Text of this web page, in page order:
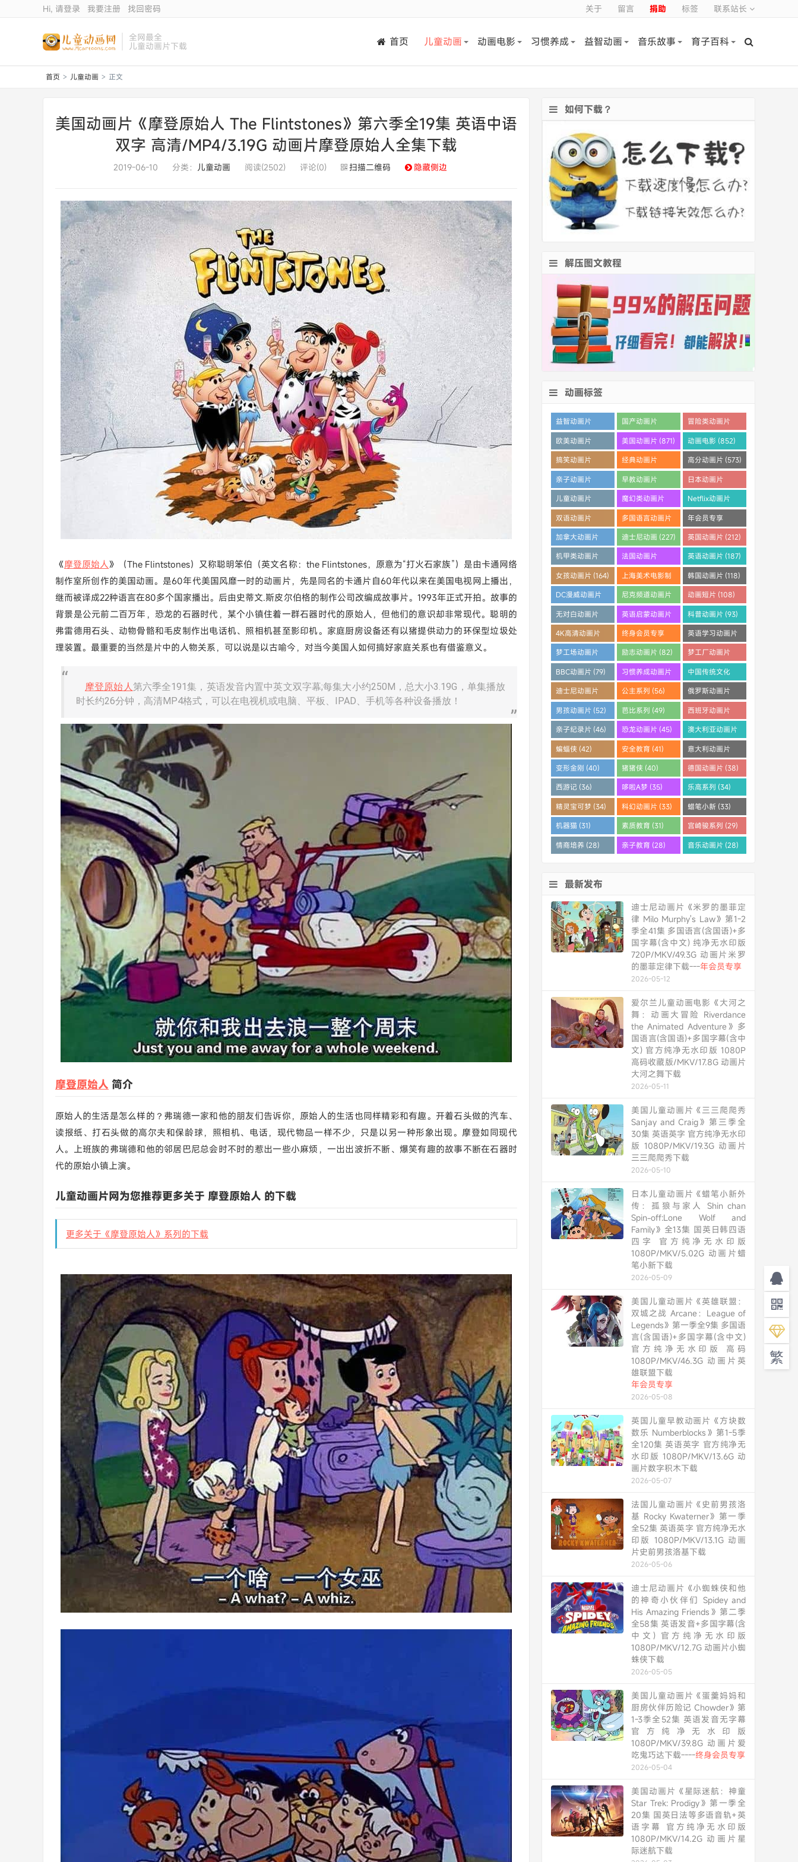
关于 留言 捐助 标签 联系站长
Hi, 请登录 我要注册 找回密码
全网最全
儿童动画片下载 首页 儿童动画 动画电影 习惯养成 益智动画 音乐故事 育子百科
首页 > 儿童动画 > 正文
美国动画片《摩登原始人 The Flintstones》第六季全19集 英语中语
双字 高清/MP4/3.19G 动画片摩登原始人全集下载
2019-06-10 分类： 儿童动画 阅读(2502) 评论(0) 扫描二维码 隐藏侧边
《摩登原始人》（The Flintstones）又称聪明笨伯（英文名称：the Flintstones，原意为“打火石家族”）是由卡通网络
制作室所创作的美国动画。是60年代美国风靡一时的动画片，先是同名的卡通片自60年代以来在美国电视网上播出，
继而被译成22种语言在80多个国家播出。后由史蒂文.斯皮尔伯格的制作公司改编成故事片。1993年正式开拍。故事的
背景是公元前二百万年，恐龙的石器时代，某个小镇住着一群石器时代的原始人，但他们的意识却非常现代。聪明的
弗雷德用石头、动物骨骼和毛皮制作出电话机、照相机甚至影印机。家庭厨房设备还有以猪提供动力的环保型垃圾处
理装置。最重要的当然是片中的人物关系，可以说是以古喻今，对当今美国人如何搞好家庭关系也有借鉴意义。
摩登原始人第六季全191集，英语发音内置中英文双字幕;每集大小约250M，总大小3.19G，单集播放
时长约26分钟，高清MP4格式，可以在电视机或电脑、平板、IPAD、手机等各种设备播放！
摩登原始人 简介
原始人的生活是怎么样的？弗瑞德一家和他的朋友们告诉你，原始人的生活也同样精彩和有趣。开着石头做的汽车、
读报纸、打石头做的高尔夫和保龄球，照相机、电话，现代物品一样不少，只是以另一种形象出现。摩登如同现代
人。上班族的弗瑞德和他的邻居巴尼总会时不时的惹出一些小麻烦，一出出波折不断、爆笑有趣的故事不断在石器时
代的原始小镇上演。
儿童动画片网为您推荐更多关于 摩登原始人 的下载
更多关于《摩登原始人》系列的下载
如何下载？
解压图文教程
动画标签
益智动画片
(1530)
国产动画片
(1359)
冒险类动画片
(1260)
欧美动画片
(1016)
美国动画片 (871) 动画电影 (852)
搞笑动画片
(825)
经典动画片
(694)
高分动画片 (573)
亲子动画片
(389)
早教动画片
(386)
日本动画片
(359)
儿童动画片
(350)
魔幻类动画片
(286)
Netflix动画片
(280)
双语动画片
(253)
多国语言动画片
(242)
年会员专享
(233)
加拿大动画片
(228)
迪士尼动画 (227) 英国动画片 (212)
机甲类动画片
(205)
法国动画片
(204)
英语动画片 (187)
女孩动画片 (164)
上海美术电影制
片厂 (121)
韩国动画片 (118)
DC漫威动画片
(112)
尼克频道动画片
(108)
动画短片 (108)
无对白动画片
(96)
英语启蒙动画片
(95)
科普动画片 (93)
4K高清动画片
(91)
终身会员专享
(88)
英语学习动画片
(83)
梦工场动画片
(83)
励志动画片 (82)
梦工厂动画片
(81)
BBC动画片 (79)
习惯养成动画片
(64)
中国传统文化
(61)
迪士尼动画片
(59)
公主系列 (56)
俄罗斯动画片
(55)
男孩动画片 (52) 芭比系列 (49)
西班牙动画片
(46)
亲子纪录片 (46) 恐龙动画片 (45)
澳大利亚动画片
(45)
蝙蝠侠 (42) 安全教育 (41)
意大利动画片
(41)
变形金刚 (40) 猪猪侠 (40) 德国动画片 (38)
西游记 (36) 哆啦A梦 (35) 乐高系列 (34)
精灵宝可梦 (34) 科幻动画片 (33) 蜡笔小新 (33)
机器猫 (31) 素质教育 (31) 宫崎骏系列 (29)
情商培养 (28) 亲子教育 (28) 音乐动画片 (28)
最新发布
迪士尼动画片《米罗的墨菲定
律 Milo Murphy's Law》第1-2
季全41集 多国语言(含国语)+多
国字幕(含中文) 纯净无水印版
720P/MKV/49.3G 动画片米罗
的墨菲定律下载---年会员专享
2026-05-12
爱尔兰儿童动画电影《大河之
舞：动画大冒险 Riverdance
the Animated Adventure》多
国语言(含国语)+多国字幕(含中
文) 官方纯净无水印版 1080P
高码收藏版/MKV/17.8G 动画片
大河之舞下载
2026-05-11
美国儿童动画片《三三爬爬秀
Sanjay and Craig》第三季全
30集 英语英字 官方纯净无水印
版 1080P/MKV/19.3G 动画片
三三爬爬秀下载
2026-05-10
日本儿童动画片《蜡笔小新外
传：孤狼与家人 Shin chan
Spin-off:Lone Wolf and
Family》全13集 国英日韩四语
四字 官方纯净无水印版
1080P/MKV/5.02G 动画片蜡
笔小新下载
2026-05-09
美国儿童动画片《英雄联盟：
双城之战 Arcane：League of
Legends》第一季全9集 多国语
言(含国语)+多国字幕(含中文)
官方纯净无水印版 高码
1080P/MKV/46.3G 动画片英
雄联盟下载
年会员专享
2026-05-08
英国儿童早教动画片《方块数
数乐 Numberblocks》第1-5季
全120集 英语英字 官方纯净无
水印版 1080P/MKV/13.6G 动
画片数字积木下载
2026-05-07
法国儿童动画片《史前男孩洛
基 Rocky Kwaterner》第一季
全52集 英语英字 官方纯净无水
印版 1080P/MKV/13.1G 动画
片史前男孩洛基下载
2026-05-06
迪士尼动画片《小蜘蛛侠和他
的神奇小伙伴们 Spidey and
His Amazing Friends》第二季
全58集 英语发音+多国字幕(含
中文) 官方纯净无水印版
1080P/MKV/12.7G 动画片小蜘
蛛侠下载
2026-05-05
美国儿童动画片《蛋羹妈妈和
厨房伙伴历险记 Chowder》第
1-3季全52集 英语发音无字幕
官方纯净无水印版
1080P/MKV/39.8G 动画片爱
吃鬼巧达下载----终身会员专享
2026-05-04
美国动画片《星际迷航：神童
Star Trek: Prodigy》第一季全
20集 国英日法等多语音轨+英
语字幕 官方纯净无水印版
1080P/MKV/14.2G 动画片星
际迷航下载
繁